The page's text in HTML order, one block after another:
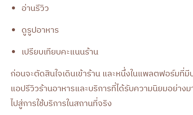
อ่านรีวิว
ดูรูปอาหาร
เปรียบเทียบคะแนนร้าน
ก่อนจะตัดสินใจเดินเข้าร้าน และหนึ่งในแพลตฟอร์ม
แอปรีวิวร้านอาหารและบริการที่ได้รับความนิยมอย่าง
ไปสู่การใช้บริการในสถานที่จริง